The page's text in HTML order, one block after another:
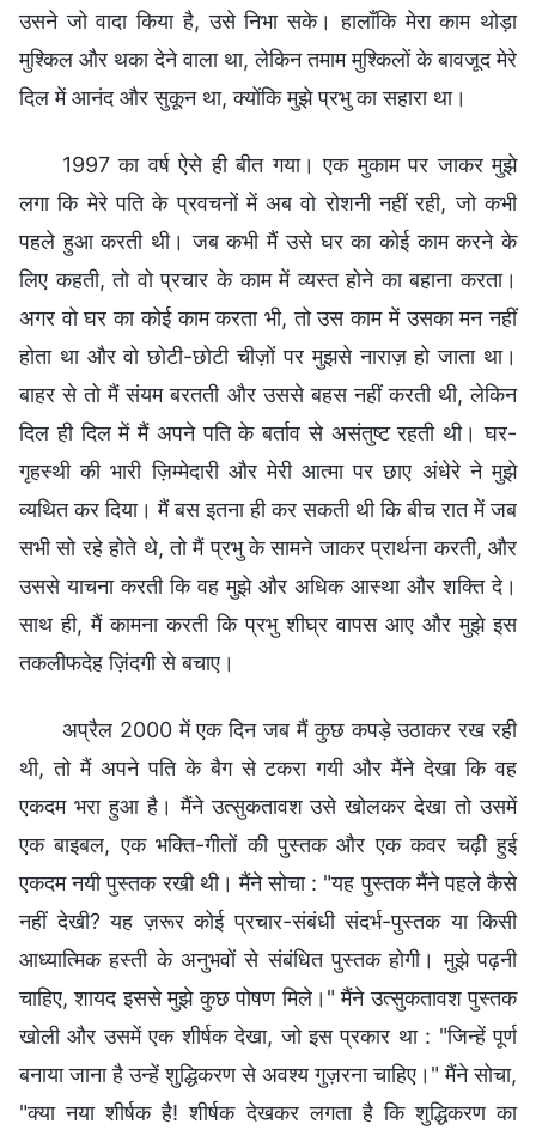
उसने जो वादा किया है, उसे निभा सके। हालाँकि मेरा काम थोड़ा
मुश्किल और थका देने वाला था, लेकिन तमाम मुश्किलों के बावजूद मेरे
दिल में आनंद और सुकून था, क्योंकि मुझे प्रभु का सहारा था।
1997 का वर्ष ऐसे ही बीत गया। एक मुकाम पर जाकर मुझे
लगा कि मेरे पति के प्रवचनों में अब वो रोशनी नहीं रही, जो कभी
पहले हुआ करती थी। जब कभी मैं उसे घर का कोई काम करने के
लिए कहती, तो वो प्रचार के काम में व्यस्त होने का बहाना करता।
अगर वो घर का कोई काम करता भी, तो उस काम में उसका मन नहीं
होता था और वो छोटी-छोटी चीज़ों पर मुझसे नाराज़ हो जाता था।
बाहर से तो मैं संयम बरतती और उससे बहस नहीं करती थी, लेकिन
दिल ही दिल में मैं अपने पति के बर्ताव से असंतुष्ट रहती थी। घर-
गृहस्थी की भारी ज़िम्मेदारी और मेरी आत्मा पर छाए अंधेरे ने मुझे
व्यथित कर दिया। मैं बस इतना ही कर सकती थी कि बीच रात में जब
सभी सो रहे होते थे, तो मैं प्रभु के सामने जाकर प्रार्थना करती, और
उससे याचना करती कि वह मुझे और अधिक आस्था और शक्ति दे।
साथ ही, मैं कामना करती कि प्रभु शीघ्र वापस आए और मुझे इस
तकलीफदेह ज़िंदगी से बचाए।
अप्रैल 2000 में एक दिन जब मैं कुछ कपड़े उठाकर रख रही
थी, तो मैं अपने पति के बैग से टकरा गयी और मैंने देखा कि वह
एकदम भरा हुआ है। मैंने उत्सुकतावश उसे खोलकर देखा तो उसमें
एक बाइबल, एक भक्ति-गीतों की पुस्तक और एक कवर चढ़ी हुई
एकदम नयी पुस्तक रखी थी। मैंने सोचा : "यह पुस्तक मैंने पहले कैसे
नहीं देखी? यह ज़रूर कोई प्रचार-संबंधी संदर्भ-पुस्तक या किसी
आध्यात्मिक हस्ती के अनुभवों से संबंधित पुस्तक होगी। मुझे पढ़नी
चाहिए, शायद इससे मुझे कुछ पोषण मिले।" मैंने उत्सुकतावश पुस्तक
खोली और उसमें एक शीर्षक देखा, जो इस प्रकार था : "जिन्हें पूर्ण
बनाया जाना है उन्हें शुद्धिकरण से अवश्य गुज़रना चाहिए।" मैंने सोचा,
"क्या नया शीर्षक है! शीर्षक देखकर लगता है कि शुद्धिकरण का